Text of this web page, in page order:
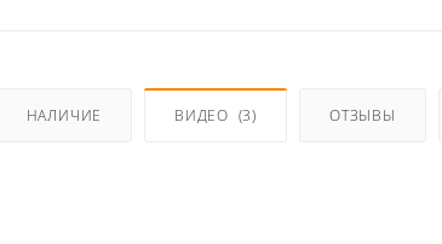
НАЛИЧИЕ ВИДЕО (3) ОТЗЫВЫ